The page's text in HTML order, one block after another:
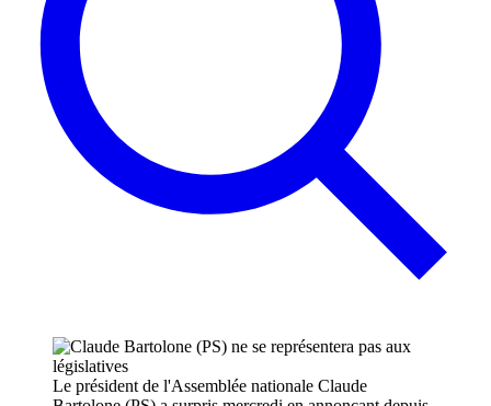
Le président de l'Assemblée nationale Claude